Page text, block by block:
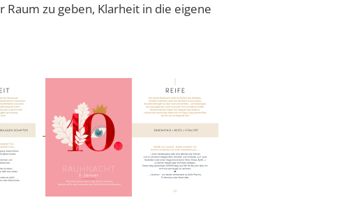
zu geben, Klarheit in die eigene